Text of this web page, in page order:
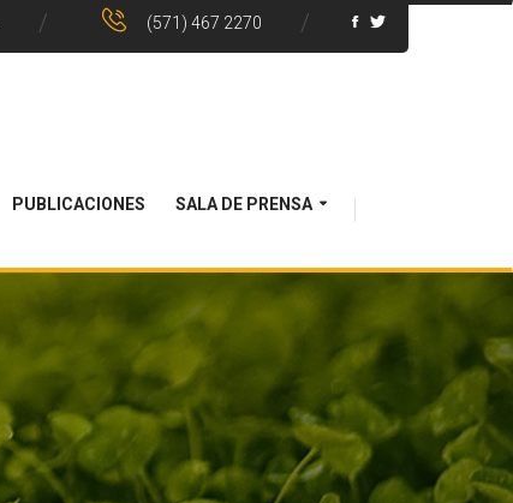
(571) 467 2270
PUBLICACIONES SALA DE PRENSA